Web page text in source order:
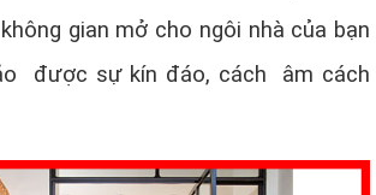
gian mở cho ngôi nhà của bạn
được sự kín đáo, cách âm cách